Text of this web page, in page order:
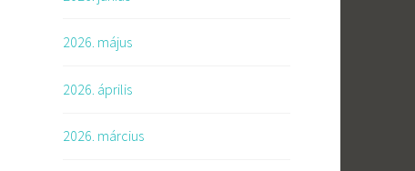
2026. május
2026. április
2026. március